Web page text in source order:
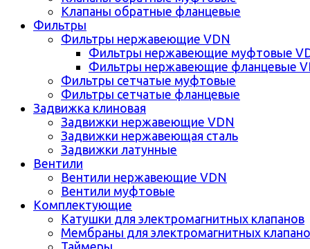
Клапаны обратные фланцевые
Фильтры
Фильтры нержавеющие VDN
Фильтры нержавеющие муфтовые
Фильтры нержавеющие фланцевые
Фильтры сетчатые муфтовые
Фильтры сетчатые фланцевые
Задвижка клиновая
Задвижки нержавеющие VDN
Задвижки нержавеющая сталь
Задвижки латунные
Вентили
Вентили нержавеющие VDN
Вентили муфтовые
Комплектующие
Катушки для электромагнитных клапанов
Мембраны для электромагнитных
Таймеры